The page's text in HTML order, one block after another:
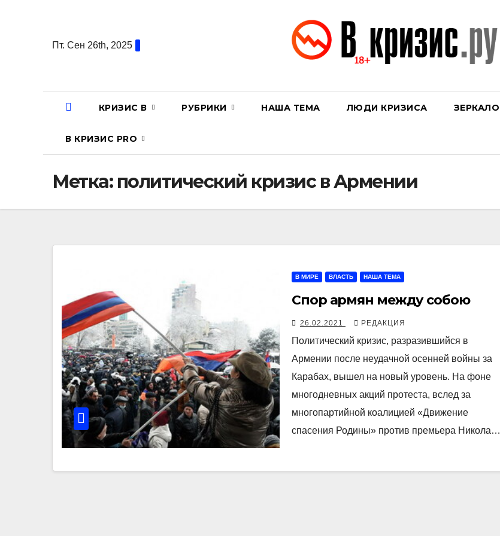
содержаниюПт. Сен 26th, 2025
КРИЗИС В РУБРИКИ НАША ТЕМА ЛЮДИ КРИЗИСА ЗЕРКАЛО
В КРИЗИС PRO
Метка: политический кризис в Армении
В МИРЕ ВЛАСТЬ НАША ТЕМА
Спор армян между собою
26.02.2021 РЕДАКЦИЯ
Политический кризис, разразившийся в
Армении после неудачной осенней войны за
Карабах, вышел на новый уровень. На фоне
многодневных акций протеста, вслед за
многопартийной коалицией «Движение
спасения Родины» против премьера Никола…